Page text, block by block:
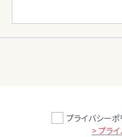
プライバシーポ
> プラ